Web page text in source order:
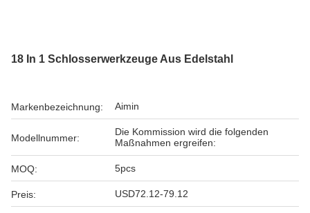
18 In 1 Schlosserwerkzeuge Aus Edelstahl
Markenbezeichnung: Aimin
Modellnummer:
Die Kommission wird die folgenden
Maßnahmen ergreifen:
MOQ: 5pcs
Preis: USD72.12-79.12